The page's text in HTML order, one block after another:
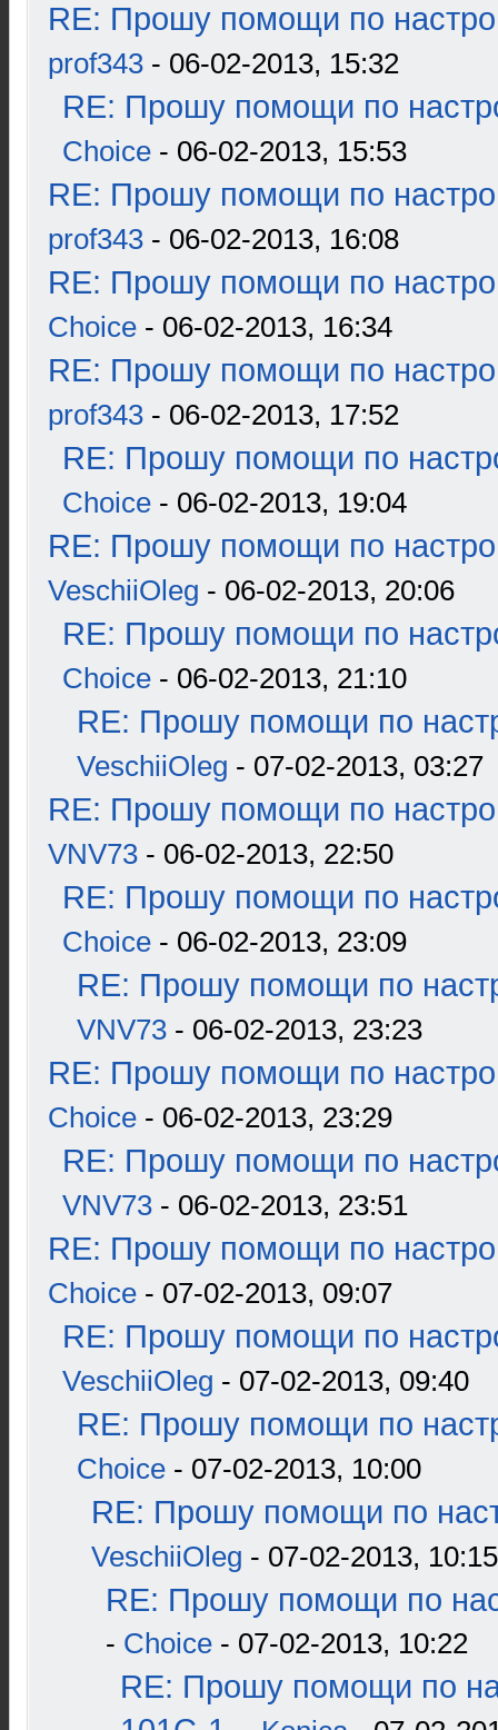
RE: Прошу помощи по
prof343 - 06-02-2013, 15:32
RE: Прошу помощи по
Choice - 06-02-2013, 15:53
RE: Прошу помощи по
prof343 - 06-02-2013, 16:08
RE: Прошу помощи по
Choice - 06-02-2013, 16:34
RE: Прошу помощи по
prof343 - 06-02-2013, 17:52
RE: Прошу помощи по
Choice - 06-02-2013, 19:04
RE: Прошу помощи по
VeschiiOleg - 06-02-2013, 20:06
RE: Прошу помощи по
Choice - 06-02-2013, 21:10
RE: Прошу помощи по
VeschiiOleg - 07-02-2013, 03:27
RE: Прошу помощи по
VNV73 - 06-02-2013, 22:50
RE: Прошу помощи по
Choice - 06-02-2013, 23:09
RE: Прошу помощи по
VNV73 - 06-02-2013, 23:23
RE: Прошу помощи по
Choice - 06-02-2013, 23:29
RE: Прошу помощи по
VNV73 - 06-02-2013, 23:51
RE: Прошу помощи по
Choice - 07-02-2013, 09:07
RE: Прошу помощи по
VeschiiOleg - 07-02-2013, 09:40
RE: Прошу помощи по
Choice - 07-02-2013, 10:00
RE: Прошу помощи по
VeschiiOleg - 07-02-2013, 10:15
RE: Прошу помощи по
- Choice - 07-02-2013, 10:22
RE: Прошу помощи по